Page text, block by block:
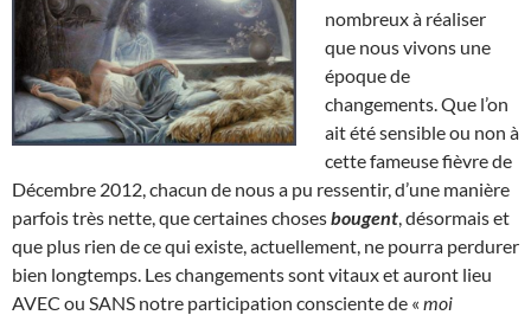
nombreux à réaliser
que nous vivons une
époque de
changements. Que l’on
ait été sensible ou non à
cette fameuse fièvre de
Décembre 2012, chacun de nous a pu ressentir, d’une manière
parfois très nette, que certaines chosesbougent , désormais et
que plus rien de ce qui existe, actuellement, ne pourra perdurer
bien longtemps. Les changements sont vitaux et auront lieu
AVEC ou SANS notre participation consciente de « moi